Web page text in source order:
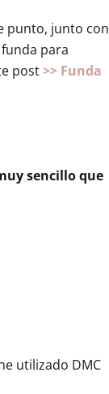
punto, junto con
para
post>> Funda
sencillo que
utilizado DMC